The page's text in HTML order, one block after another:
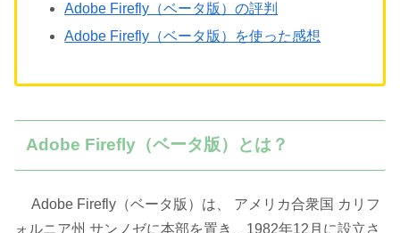
Adobe Firefly（ベータ版）の評判
Adobe Firefly（ベータ版）を使った感想
Adobe Firefly（ベータ版）とは？
Adobe Firefly（ベータ版）は、 アメリカ合衆国 カリフ
ォルニア州 サンノゼに本部を置き、1982年12月に設立さ